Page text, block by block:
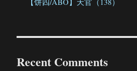
Recent Comments